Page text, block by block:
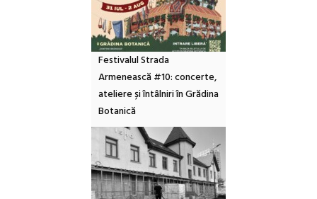
Festivalul Strada
Armenească #10: concerte,
ateliere și întâlniri în Grădina
Botanică